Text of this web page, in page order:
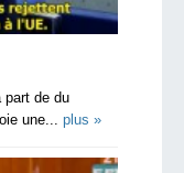
part de du
une... plus »